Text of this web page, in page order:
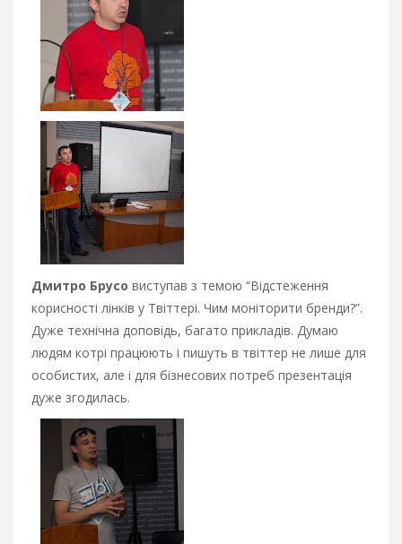
Дмитро Брусо виступав з темою “Відстеження
корисності лінків у Твіттері. Чим моніторити бренди?”.
Дуже технічна доповідь, багато прикладів. Думаю
людям котрі працюють і пишуть в твіттер не лише для
особистих, але і для бізнесових потреб презентація
дуже згодилась.